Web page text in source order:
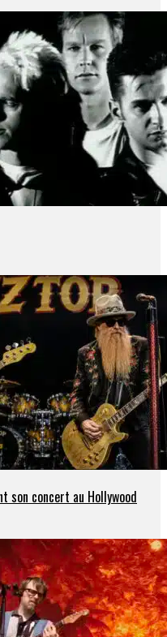
son concert au Hollywood